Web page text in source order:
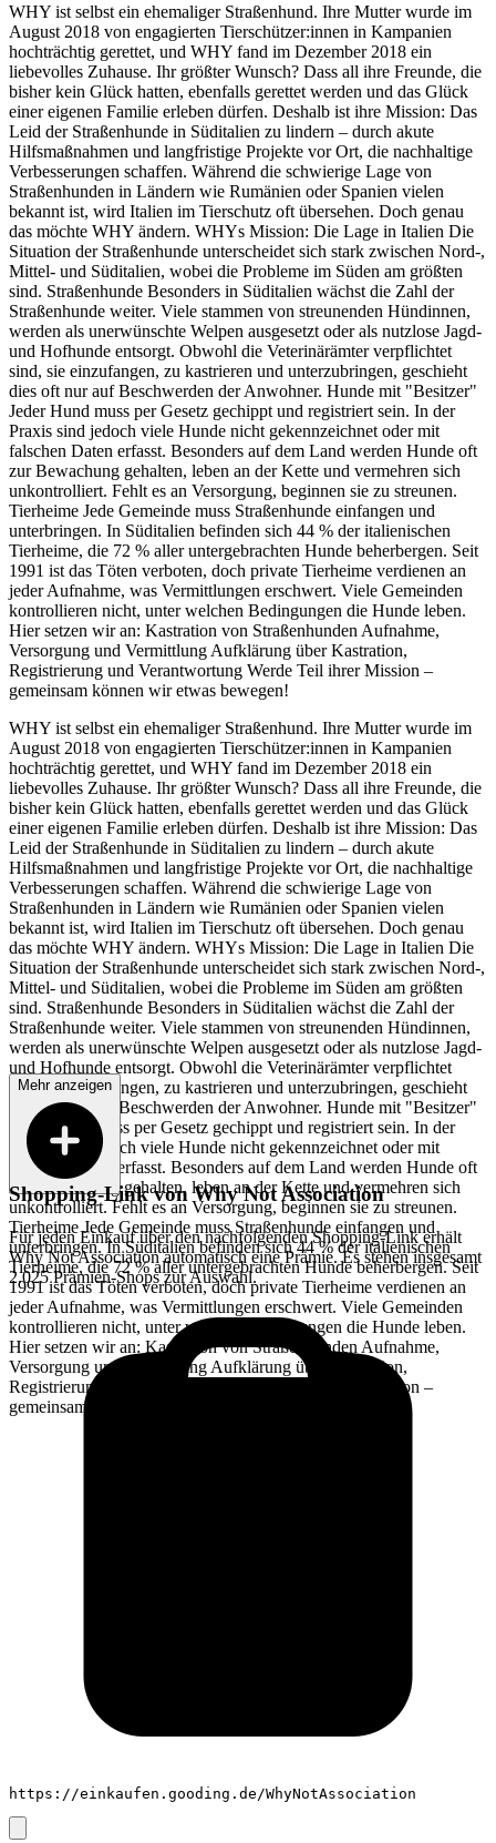
WHY ist selbst ein ehemaliger Straßenhund. Ihre Mutter wurde im
August 2018 von engagierten Tierschützer:innen in Kampanien
hochträchtig gerettet, und WHY fand im Dezember 2018 ein
liebevolles Zuhause. Ihr größter Wunsch? Dass all ihre Freunde, die
bisher kein Glück hatten, ebenfalls gerettet werden und das Glück
einer eigenen Familie erleben dürfen. Deshalb ist ihre Mission: Das
Leid der Straßenhunde in Süditalien zu lindern – durch akute
Hilfsmaßnahmen und langfristige Projekte vor Ort, die nachhaltige
Verbesserungen schaffen. Während die schwierige Lage von
Straßenhunden in Ländern wie Rumänien oder Spanien vielen
bekannt ist, wird Italien im Tierschutz oft übersehen. Doch genau
das möchte WHY ändern. WHYs Mission: Die Lage in Italien Die
Situation der Straßenhunde unterscheidet sich stark zwischen Nord-,
Mittel- und Süditalien, wobei die Probleme im Süden am größten
sind. Straßenhunde Besonders in Süditalien wächst die Zahl der
Straßenhunde weiter. Viele stammen von streunenden Hündinnen,
werden als unerwünschte Welpen ausgesetzt oder als nutzlose Jagd-
und Hofhunde entsorgt. Obwohl die Veterinärämter verpflichtet
sind, sie einzufangen, zu kastrieren und unterzubringen, geschieht
dies oft nur auf Beschwerden der Anwohner. Hunde mit "Besitzer"
Jeder Hund muss per Gesetz gechippt und registriert sein. In der
Praxis sind jedoch viele Hunde nicht gekennzeichnet oder mit
falschen Daten erfasst. Besonders auf dem Land werden Hunde oft
zur Bewachung gehalten, leben an der Kette und vermehren sich
unkontrolliert. Fehlt es an Versorgung, beginnen sie zu streunen.
Tierheime Jede Gemeinde muss Straßenhunde einfangen und
unterbringen. In Süditalien befinden sich 44 % der italienischen
Tierheime, die 72 % aller untergebrachten Hunde beherbergen. Seit
1991 ist das Töten verboten, doch private Tierheime verdienen an
jeder Aufnahme, was Vermittlungen erschwert. Viele Gemeinden
kontrollieren nicht, unter welchen Bedingungen die Hunde leben.
Hier setzen wir an: Kastration von Straßenhunden Aufnahme,
Versorgung und Vermittlung Aufklärung über Kastration,
Registrierung und Verantwortung Werde Teil ihrer Mission –
gemeinsam können wir etwas bewegen!
WHY ist selbst ein ehemaliger Straßenhund. Ihre Mutter wurde im
August 2018 von engagierten Tierschützer:innen in Kampanien
hochträchtig gerettet, und WHY fand im Dezember 2018 ein
liebevolles Zuhause. Ihr größter Wunsch? Dass all ihre Freunde, die
bisher kein Glück hatten, ebenfalls gerettet werden und das Glück
einer eigenen Familie erleben dürfen. Deshalb ist ihre Mission: Das
Leid der Straßenhunde in Süditalien zu lindern – durch akute
Hilfsmaßnahmen und langfristige Projekte vor Ort, die nachhaltige
Verbesserungen schaffen. Während die schwierige Lage von
Straßenhunden in Ländern wie Rumänien oder Spanien vielen
bekannt ist, wird Italien im Tierschutz oft übersehen. Doch genau
das möchte WHY ändern. WHYs Mission: Die Lage in Italien Die
Situation der Straßenhunde unterscheidet sich stark zwischen Nord-,
Mittel- und Süditalien, wobei die Probleme im Süden am größten
sind. Straßenhunde Besonders in Süditalien wächst die Zahl der
Straßenhunde weiter. Viele stammen von streunenden Hündinnen,
werden als unerwünschte Welpen ausgesetzt oder als nutzlose Jagd-
und Hofhunde entsorgt. Obwohl die Veterinärämter verpflichtet
sind, sie einzufangen, zu kastrieren und unterzubringen, geschieht
dies oft nur auf Beschwerden der Anwohner. Hunde mit "Besitzer"
Jeder Hund muss per Gesetz gechippt und registriert sein. In der
Praxis sind jedoch viele Hunde nicht gekennzeichnet oder mit
falschen Daten erfasst. Besonders auf dem Land werden Hunde oft
zur Bewachung gehalten, leben an der Kette und vermehren sich
unkontrolliert. Fehlt es an Versorgung, beginnen sie zu streunen.
Tierheime Jede Gemeinde muss Straßenhunde einfangen und
unterbringen. In Süditalien befinden sich 44 % der italienischen
Tierheime, die 72 % aller untergebrachten Hunde beherbergen. Seit
1991 ist das Töten verboten, doch private Tierheime verdienen an
jeder Aufnahme, was Vermittlungen erschwert. Viele Gemeinden
kontrollieren nicht, unter welchen Bedingungen die Hunde leben.
Hier setzen wir an: Kastration von Straßenhunden Aufnahme,
Versorgung und Vermittlung Aufklärung über Kastration,
Registrierung und Verantwortung Werde Teil ihrer Mission –
gemeinsam können wir etwas bewegen!
Mehr anzeigen
Shopping-Link vonWhy Not Association
Für jeden Einkauf über den nachfolgenden Shopping-Link erhält
Why Not Associationautomatisch eine Prämie. Es stehen insgesamt
2.025 Prämien-Shops zur Auswahl.
https://einkaufen.gooding.de/WhyNotAssociation